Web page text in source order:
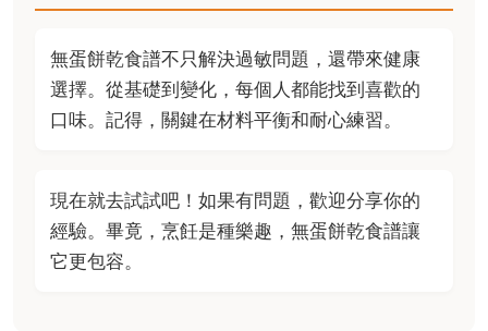
無蛋餅乾食譜不只解決過敏問題，還帶來健康
選擇。從基礎到變化，每個人都能找到喜歡的
口味。記得，關鍵在材料平衡和耐心練習。
現在就去試試吧！如果有問題，歡迎分享你的
經驗。畢竟，烹飪是種樂趣，無蛋餅乾食譜讓
它更包容。